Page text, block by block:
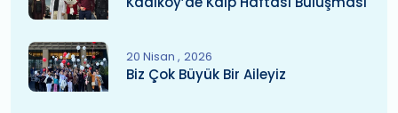
20 Nisan 2026
Biz Çok Büyük Bir Aileyiz